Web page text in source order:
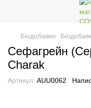
Біодобавки
Сефагрейн
Charak
Артикул: AUU0062